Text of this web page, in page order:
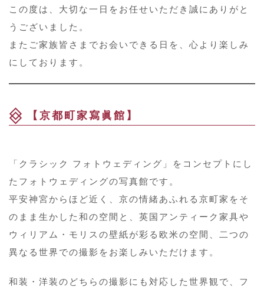
この度は、大切な一日をお任せいただき誠にありがと
うございました。
またご家族皆さまでお会いできる日を、心より楽しみ
にしております。
【京都町家寫眞館】
「クラシック フォトウェディング」をコンセプトにし
たフォトウェディングの写真館です。
平安神宮からほど近く、京の情緒あふれる京町家をそ
のまま生かした和の空間と、英国アンティーク家具や
ウィリアム・モリスの壁紙が彩る欧米の空間、二つの
異なる世界での撮影をお楽しみいただけます。
和装・洋装のどちらの撮影にも対応した世界観で、フ